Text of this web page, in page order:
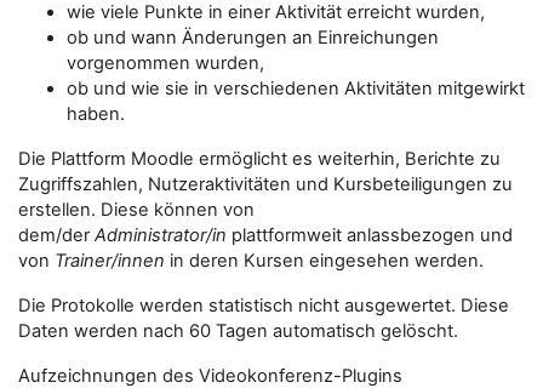
wie viele Punkte in einer Aktivität erreicht wurden,
ob und wann Änderungen an Einreichungen
vorgenommen wurden,
ob und wie sie in verschiedenen Aktivitäten mitgewirkt
haben.
Die Plattform Moodle ermöglicht es weiterhin, Berichte zu
Zugriffszahlen, Nutzeraktivitäten und Kursbeteiligungen zu
erstellen. Diese können von
dem/derAdministrator/in plattformweit anlassbezogen und
von Trainer/innen in deren Kursen eingesehen werden.
Die Protokolle werden statistisch nicht ausgewertet. Diese
Daten werden nach 60 Tagen automatisch gelöscht.
Aufzeichnungen des Videokonferenz-Plugins